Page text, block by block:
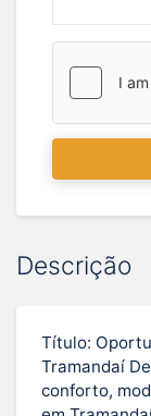
Descrição
Título:
Tramandaí
conforto,